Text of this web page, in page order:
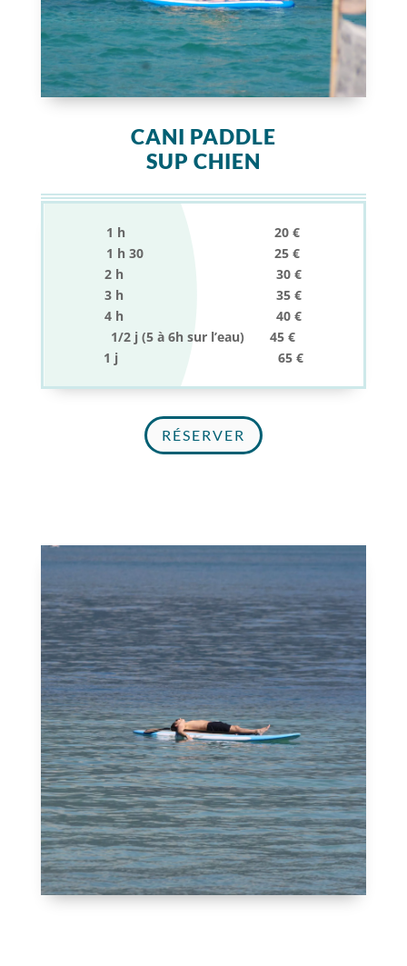
CANI PADDLE
SUP CHIEN
1 h 20 €
1 h 30 25 €
2 h 30 €
3 h 35 €
4 h 40 €
1/2 j (5 à 6h sur l’eau) 45 €
1 j 65 €
RÉSERVER